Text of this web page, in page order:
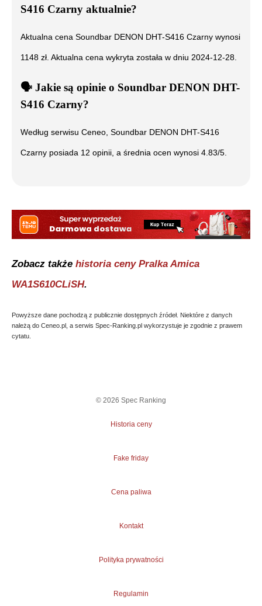
S416 Czarny aktualnie?
Aktualna cena Soundbar DENON DHT-S416 Czarny wynosi
1148 zł. Aktualna cena wykryta została w dniu 2024-12-28
🗣️ ️ Jakie są opinie o Soundbar DENON DHT-
S416 Czarny?
Według serwisu Ceneo, Soundbar DENON DHT-S416
Czarny posiada 12 opinii, a średnia ocen wynosi 4.83/5.
Zobacz także historia ceny Pralka Amica
WA1S610CLiSH.
Powyższe dane pochodzą z publicznie dostępnych źródeł. Niektóre z danych
należą do Ceneo.pl, a serwis Spec-Ranking.pl wykorzystuje je zgodnie z prawem
cytatu.
© 2026 Spec Ranking
Historia ceny
Fake friday
Cena paliwa
Kontakt
Polityka prywatności
Regulamin